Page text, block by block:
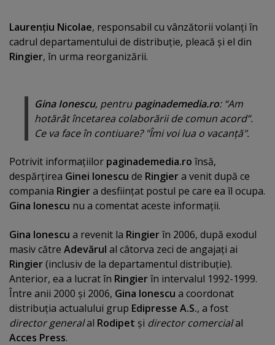
Laurenţiu Nicolae, responsabil cu vânzătorii volanţi în
cadrul departamentului de distribuţie, pleacă şi el din
Ringier, în urma reorganizării.
Gina Ionescu, pentrupaginademedia.ro: “Am
hotărât încetarea colaborării de comun acord”.
Ce va face în contiuare? "Îmi voi lua o vacanţă".
Potrivit informaţiilor paginademedia.ro însă,
despărţirea Ginei Ionescu de Ringiera venit după ce
compania Ringiera desfiinţat postul pe care ea îl ocupa.
Gina Ionescu nu a comentat aceste informaţii.
Gina Ionescu a revenit la Ringierîn 2006, după exodul
masivcătre Adevărul al câtorva zeci de angajaţi ai
Ringier(inclusiv de la departamentul distribuţie).
Anterior, ea a lucrat în Ringierîn intervalul 1992-1999.
Între anii 2000 şi 2006, Gina Ionescu a coordonat
distribuţia actualului grup Edipresse A.S., a fost
director generalal Rodipet şi director comercialal
Acces Press.